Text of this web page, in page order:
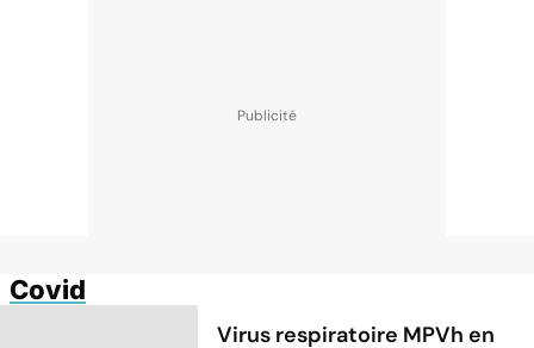
Covid
Virus respiratoire MPVh en